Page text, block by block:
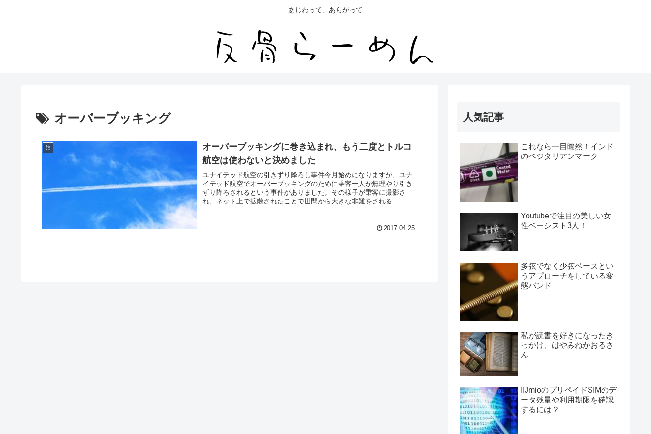
あじわって、あらがって
オーバーブッキング
旅
オーバーブッキングに巻き込まれ、もう二度とトルコ
航空は使わないと決めました
ユナイテッド航空の引きずり降ろし事件今月始めになりますが、ユナ
イテッド航空でオーバーブッキングのために乗客一人が無理やり引き
ずり降ろされるという事件がありました。その様子が乗客に撮影さ
れ、ネット上で拡散されたことで世間から大きな非難をされる...
2017.04.25
人気記事
これなら一目瞭然！インド
のベジタリアンマーク
Youtubeで注目の美しい女
性ベーシスト3人！
多弦でなく少弦ベースとい
うアプローチをしている変
態バンド
私が読書を好きになったき
っかけ、はやみねかおるさ
ん
IIJmioのプリペイドSIMのデ
ータ残量や利用期限を確認
するには？